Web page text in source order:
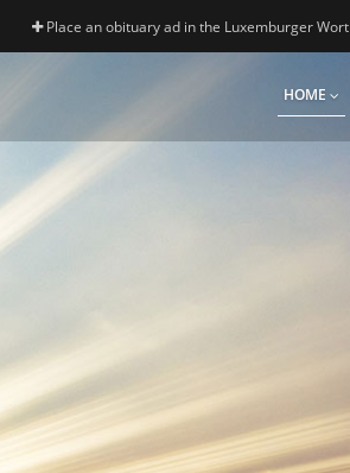
Place an obituary ad in the Luxemburger Wort
HOME